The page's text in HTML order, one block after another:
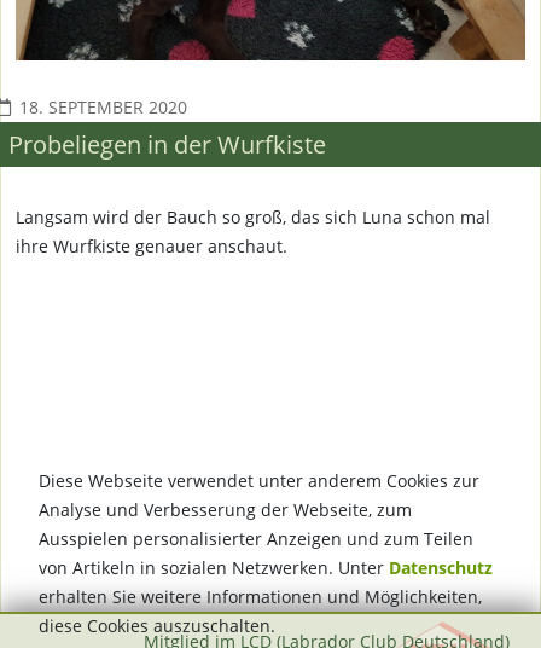
18. SEPTEMBER 2020
Probeliegen in der Wurfkiste
Langsam wird der Bauch so groß, das sich Luna schon mal
ihre Wurfkiste genauer anschaut.
Mitglied im LCD (Labrador Club Deutschland)
Diese Webseite verwendet unter anderem Cookies zur
Analyse und Verbesserung der Webseite, zum
Ausspielen personalisierter Anzeigen und zum Teilen
von Artikeln in sozialen Netzwerken. Unter Datenschutz
erhalten Sie weitere Informationen und Möglichkeiten,
diese Cookies auszuschalten.